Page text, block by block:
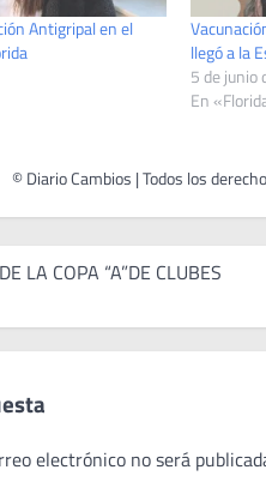
Antigripal en el
llegó a la
5 de junio
En
LA COPA “A”DE CLUBES
electrónico no será